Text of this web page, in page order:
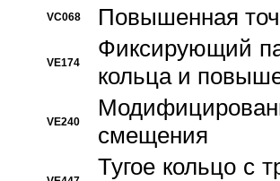
VC068 Повышенная
VE174
Фиксирующий
кольца и
VE240
смещения
Тугое кольцо с